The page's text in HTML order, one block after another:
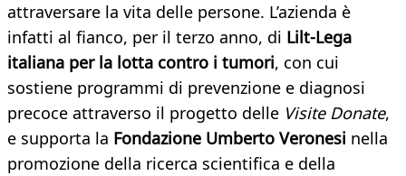
attraversare la vita delle persone. L’azienda è
infatti al fianco, per il terzo anno, di Lilt-Lega
italiana per la lotta contro i tumori, con cui
sostiene programmi di prevenzione e diagnosi
precoce attraverso il progetto delle Visite Donate,
e supporta la Fondazione Umberto Veronesi nella
promozione della ricerca scientifica e della